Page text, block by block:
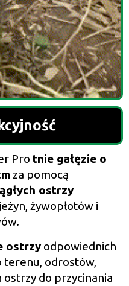
Pro tnie gałęzie o
za pomocą
ostrzy
żywopłotów i
ostrzy odpowiednich
terenu, odrostów,
do przycinania